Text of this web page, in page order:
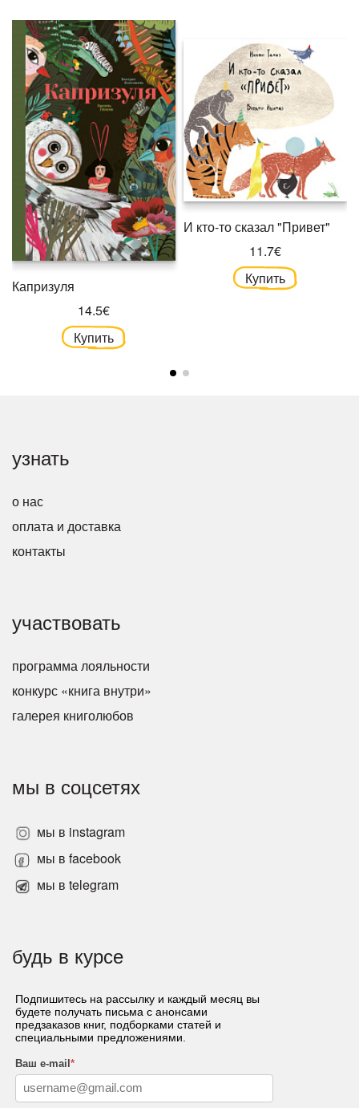
Капризуля
14.5€
Купить
И кто-то сказал "Привет"
11.7€
Купить
узнать
о нас
оплата и доставка
контакты
участвовать
программа лояльности
конкурс «книга внутри»
галерея книголюбов
мы в соцсетях
мы в instagram
мы в facebook
мы в telegram
будь в курсе
Подпишитесь на рассылку и каждый месяц вы
будете получать письма с анонсами
предзаказов книг, подборками статей и
специальными предложениями.
Ваш e-mail *